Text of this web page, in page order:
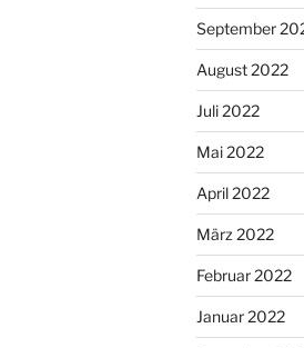
September
August 2022
Juli 2022
Mai 2022
April 2022
März 2022
Februar 2022
Januar 2022